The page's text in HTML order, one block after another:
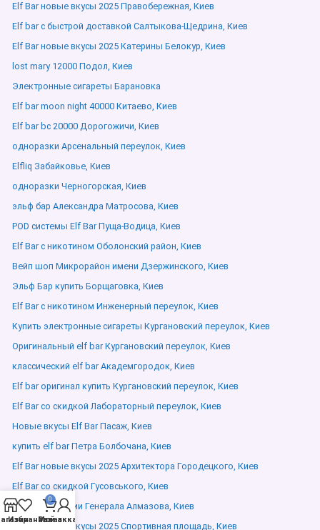
Elf Bar новые вкусы 2025 Правобережная, Киев
Elf bar с быстрой доставкой Салтыкова-Щедрина, Киев
Elf Bar новые вкусы 2025 Катерины Белокур, Киев
lost mary 12000 Подол, Киев
Электронные сигареты Барановка
Elf bar moon night 40000 Китаево, Киев
Elf bar bc 20000 Дорогожичи, Киев
одноразки Арсенальный переулок, Киев
Elfliq Забайковье, Киев
одноразки Черногорская, Киев
эльф бар Александра Матросова, Киев
POD системы Elf Bar Пуща-Водица, Киев
Elf Bar с никотином Оболонский район, Киев
Вейп шоп Микрорайон имени Дзержинского, Киев
Эльф Бар купить Борщаговка, Киев
Elf Bar с никотином Инженерный переулок, Киев
Купить электронные сигареты Кургановский переулок, Киев
Оригинальный elf bar Кургановский переулок, Киев
классический elf bar Академгородок, Киев
Elf bar оригинал купить Кургановский переулок, Киев
Elf Bar со скидкой Лабораторный переулок, Киев
Новые вкусы Elf Bar Пасаж, Киев
купить elf bar Петра Болбочана, Киев
Elf Bar новые вкусы 2025 Архитектора Городецкого, Киев
Elf Bar со скидкой Гусовського, Киев
Elf Bar в наличии Генерала Алмазова, Киев
Elf Bar новые вкусы 2025 Спортивная площадь, Киев
Избранное
0
Заказ
Мой аккаунт